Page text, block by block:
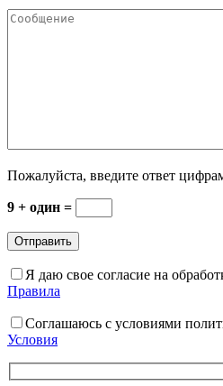
Пожалуйста, введите ответ
9 + один =
Я даю свое согласие на
Правила
Соглашаюсь с условиями
Условия